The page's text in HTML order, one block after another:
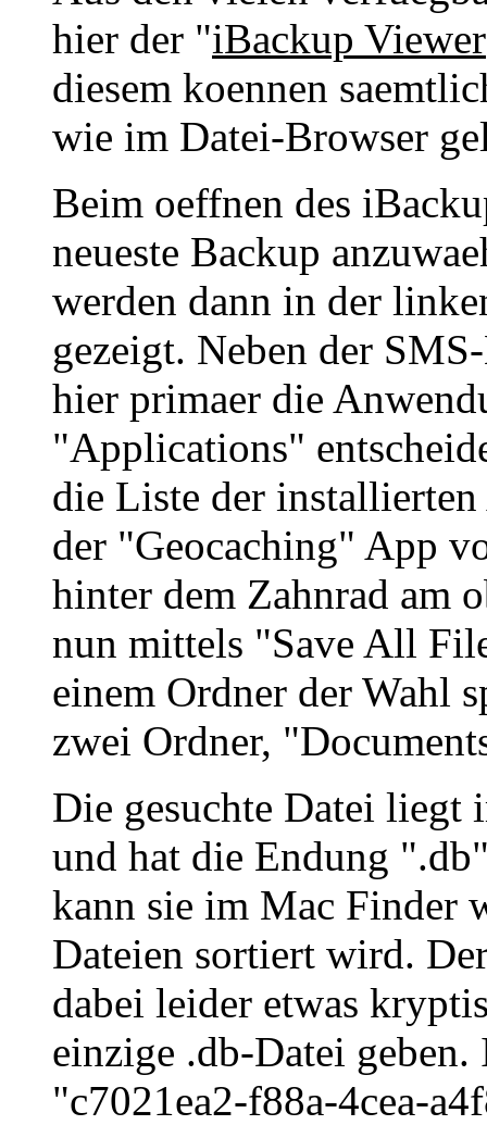
hier der "iBackup Viewer
diesem koennen
wie im Datei-Browser
Beim oeffnen des
neueste Backup
werden dann in der
gezeigt. Neben der
hier primaer die
"Applications"
die Liste der
der "Geocaching" App
hinter dem Zahnrad am
nun mittels "Save All
einem Ordner der Wahl
zwei Ordner,
Die gesuchte Datei liegt
und hat die Endung
kann sie im Mac Finder
Dateien sortiert wird.
dabei leider etwas
einzige .db-Datei
"c7021ea2-f88a-4cea-